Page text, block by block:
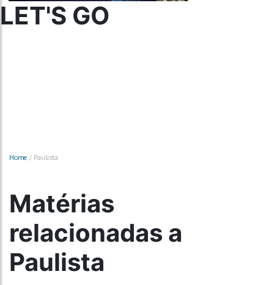
LET'S GO
Home / Paulista
Matérias
relacionadas a
Paulista